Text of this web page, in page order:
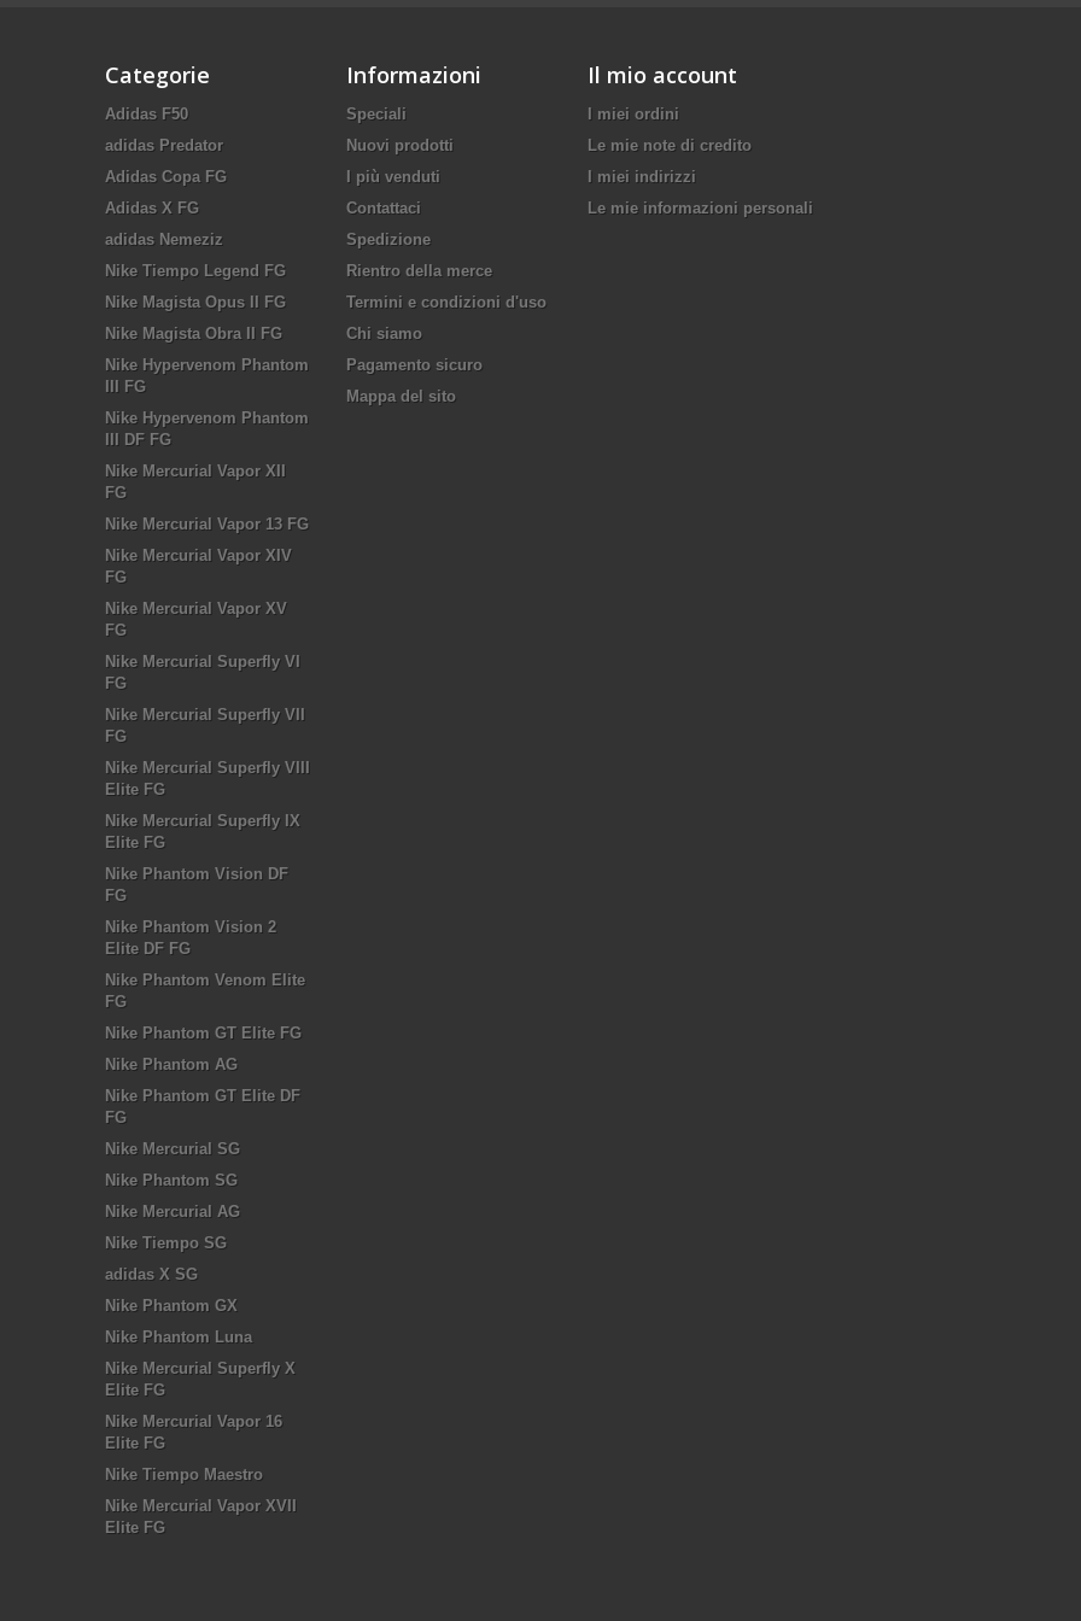
Categorie
Adidas F50
adidas Predator
Adidas Copa FG
Adidas X FG
adidas Nemeziz
Nike Tiempo Legend FG
Nike Magista Opus II FG
Nike Magista Obra II FG
Nike Hypervenom Phantom
III FG
Nike Hypervenom Phantom
III DF FG
Nike Mercurial Vapor XII
FG
Nike Mercurial Vapor 13 FG
Nike Mercurial Vapor XIV
FG
Nike Mercurial Vapor XV
FG
Nike Mercurial Superfly VI
FG
Nike Mercurial Superfly VII
FG
Nike Mercurial Superfly VIII
Elite FG
Nike Mercurial Superfly IX
Elite FG
Nike Phantom Vision DF
FG
Nike Phantom Vision 2
Elite DF FG
Nike Phantom Venom Elite
FG
Nike Phantom GT Elite FG
Nike Phantom AG
Nike Phantom GT Elite DF
FG
Nike Mercurial SG
Nike Phantom SG
Nike Mercurial AG
Nike Tiempo SG
adidas X SG
Nike Phantom GX
Nike Phantom Luna
Nike Mercurial Superfly X
Elite FG
Nike Mercurial Vapor 16
Elite FG
Nike Tiempo Maestro
Nike Mercurial Vapor XVII
Elite FG
Informazioni
Speciali
Nuovi prodotti
I più venduti
Contattaci
Spedizione
Rientro della merce
Termini e condizioni d'uso
Chi siamo
Pagamento sicuro
Mappa del sito
Il mio account
I miei ordini
Le mie note di credito
I miei indirizzi
Le mie informazioni personali